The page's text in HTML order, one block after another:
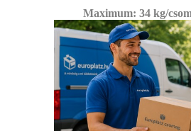
Maximum: 34 kg/